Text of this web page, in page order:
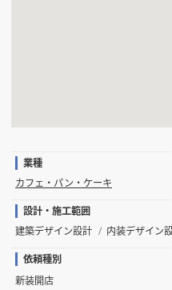
業種
カフェ・パン・ケーキ
設計・施工範囲
建築デザイン設計
内装デザイン
依頼種別
新装開店